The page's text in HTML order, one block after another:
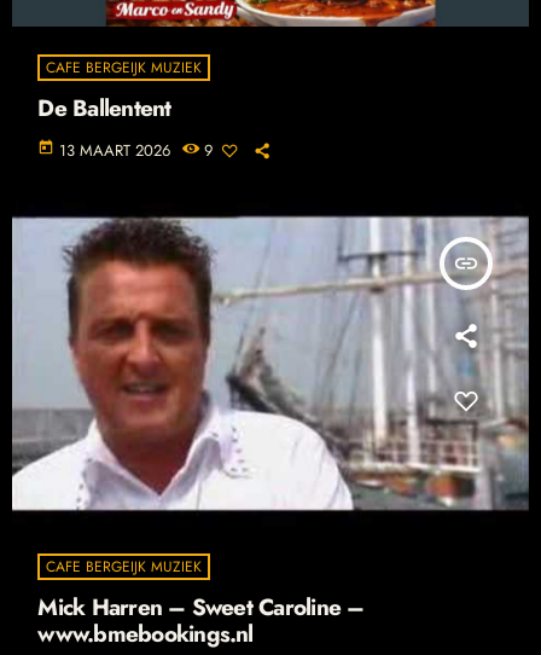
CAFE BERGEIJK MUZIEK
De Ballentent
today 13 MAART 2026 9
insert_link
CAFE BERGEIJK MUZIEK
Mick Harren – Sweet Caroline –
www.bmebookings.nl